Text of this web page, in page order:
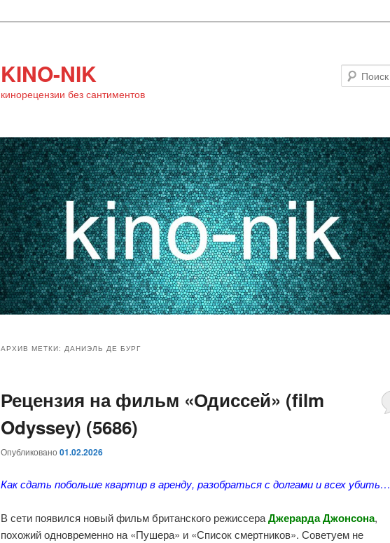
KINO-NIK
кинорецензии без сантиментов
основному
содержимому
дополнительному
содержимому
АРХИВ МЕТКИ: ДАНИЭЛЬ ДЕ БУРГ
Рецензия на фильм «Одиссей» (film
Odyssey) (5686)
Опубликовано01.02.2026
Как сдать побольше квартир в аренду, разобраться с долгами и всех убить…
В сети появился новый фильм британского режиссераДжерарда Джонсона,
похожий одновременно на «Пушера» и «Список смертников». Советуем не